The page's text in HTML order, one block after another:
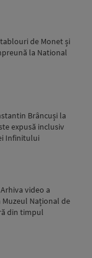
de Monet și
la National
Brâncuși la
expusă inclusiv
Infinitului
Arhiva video a
Muzeul Național de
din timpul